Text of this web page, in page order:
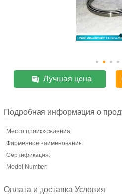
Лучшая цена
Подробная информация о
Место происхождения:
Фирменное наименование:
Сертификация:
Model Number:
Оплата и доставка Условия